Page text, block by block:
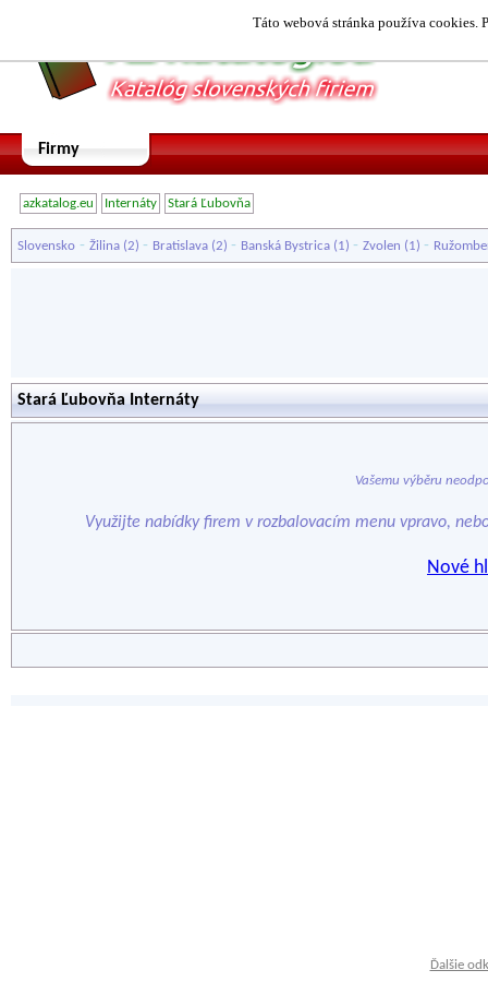
Táto webová stránka používa cookies.
Firmy
azkatalog.eu Internáty Stará Ľubovňa
Slovensko - Žilina (2) - Bratislava (2) - Banská Bystrica (1) - Zvolen (1) -
Stará Ľubovňa Internáty
Vašemu výběru
Využijte nabídky firem v rozbalovacím menu vpravo,
Nové
Ďalšie